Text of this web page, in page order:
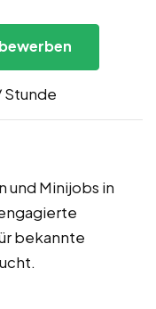
Stunde
und Minijobs in
bekannte